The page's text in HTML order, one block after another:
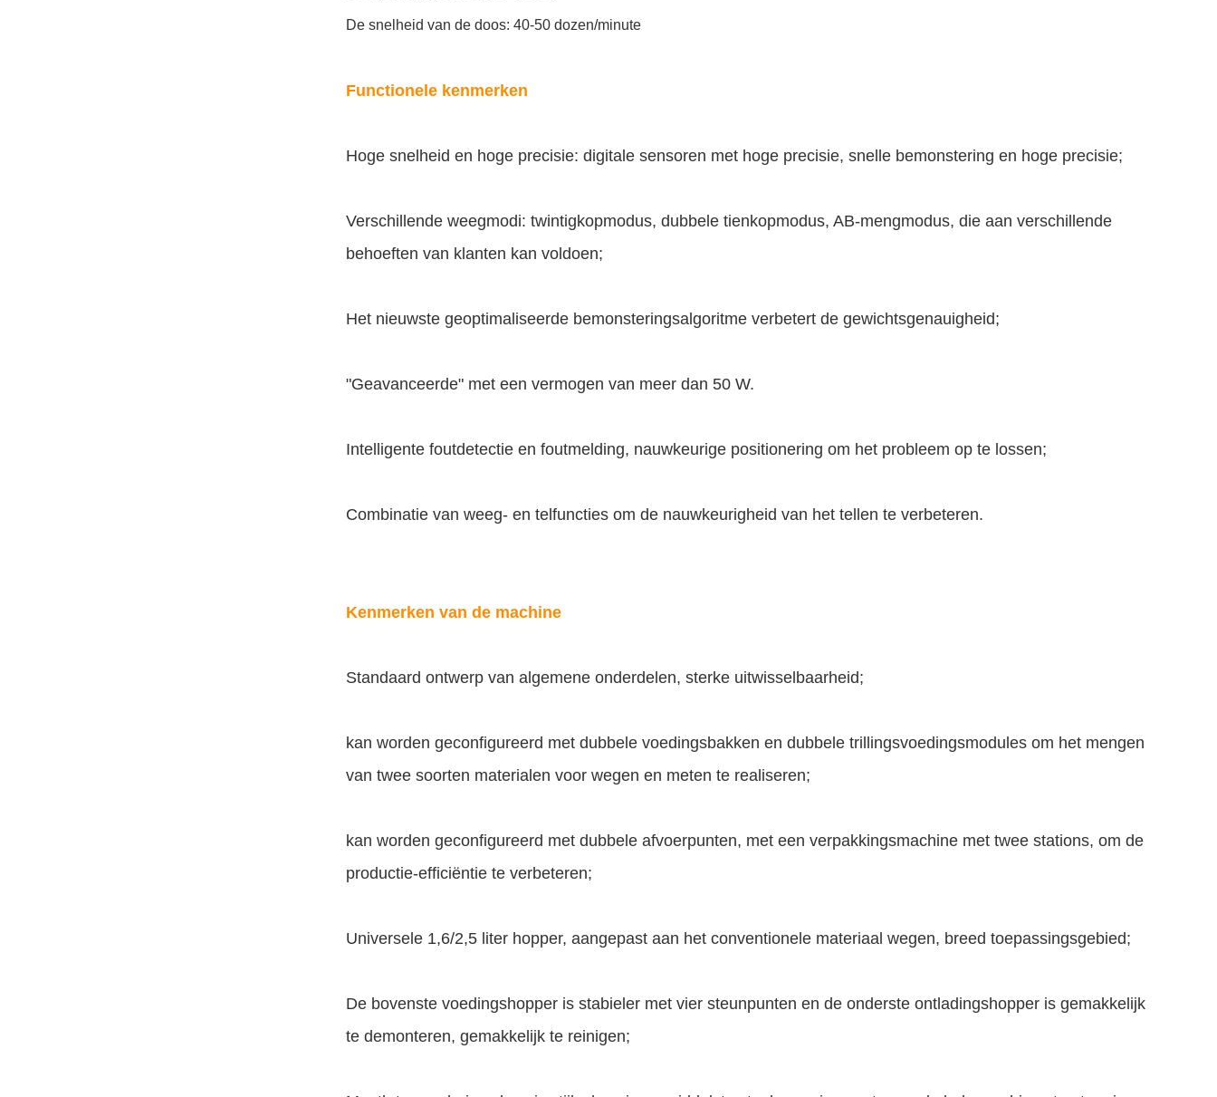
De snelheid van de doos: 40-50 dozen/minute
Functionele kenmerken
Hoge snelheid en hoge precisie: digitale sensoren met hoge precisie, snelle bemonstering en hoge precisie;
Verschillende weegmodi: twintigkopmodus, dubbele tienkopmodus, AB-mengmodus, die aan verschillende
behoeften van klanten kan voldoen;
Het nieuwste geoptimaliseerde bemonsteringsalgoritme verbetert de gewichtsgenauigheid;
"Geavanceerde" met een vermogen van meer dan 50 W.
Intelligente foutdetectie en foutmelding, nauwkeurige positionering om het probleem op te lossen;
Combinatie van weeg- en telfuncties om de nauwkeurigheid van het tellen te verbeteren.
Kenmerken van de machine
Standaard ontwerp van algemene onderdelen, sterke uitwisselbaarheid;
kan worden geconfigureerd met dubbele voedingsbakken en dubbele trillingsvoedingsmodules om het mengen
van twee soorten materialen voor wegen en meten te realiseren;
kan worden geconfigureerd met dubbele afvoerpunten, met een verpakkingsmachine met twee stations, om de
productie-efficiëntie te verbeteren;
Universele 1,6/2,5 liter hopper, aangepast aan het conventionele materiaal wegen, breed toepassingsgebied;
De bovenste voedingshopper is stabieler met vier steunpunten en de onderste ontladingshopper is gemakkelijk
te demonteren, gemakkelijk te reinigen;